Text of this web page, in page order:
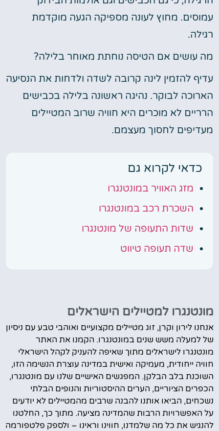
עמוסים. מחוץ לעונה מספיקה הגעה מוקדמת
רגילה.
מה עושים אם הטיסה נוחתת מאוחר בלילה?
עדיף להזמין לינה קרובה לשדה ולדחות את הנסיעה
הארוכה לבוקר. נהיגה ראשונה בלילה בכבישים
הרריים לא מוכרים היא חוויה שרוב המטיילים
מעדיפים לחסוך מעצמם.
כדאי לקרוא גם
מזג האוויר במונטנגרו
השכרת רכב במונטנגרו
שדות התעופה של מונטנגרו
שדה תעופה טיווט
מונטנגרו למטיילים הישראלים
אנחנו לירון וקרן, זוג מטיילים מקצועיים ואוהבי טבע עם ניסיון
של למעלה משש שנים במונטנגרו. הקמנו את האתר
מונטנגרו לישראלים מתוך שאיפה להעניק לקהל הישראלי
חוויה ייחודית, מעמיקה ואישית במדינה עוצרת הנשימה הזו,
השוכנת בלב הבלקן. המפגשים האישיים שלנו עם מונטנגרו,
הכפרים הציוריים, הערים ההיסטוריות והנופים הבלתי
נשכחים, הביאו אותנו להבנה שרבים מהמטיילים לא יודעים
על האפשרויות הרבות שהמדינה מציעה. מתוך כך, החלטנו
להנגיש את כל מה שלמדנו, חווינו וראינו – ולספק פלטפורמה